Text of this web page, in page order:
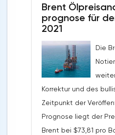
Brent
prognose für
2021
Die
Korrektur und des
Zeitpunkt der
Prognose liegt der
Brent bei $73,81 pro